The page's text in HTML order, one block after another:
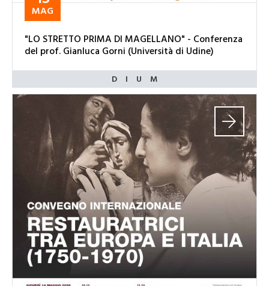
MAG
"LO STRETTO PRIMA DI MAGELLANO" - Conferenza
del prof. Gianluca Gorni (Università di Udine)